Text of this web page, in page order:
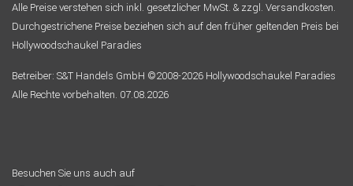
Alle Preise verstehen sich inkl. gesetzlicher MwSt. & zzgl. Versandkosten.
Durchgestrichene Preise beziehen sich auf den früher geltenden Preis bei
Hollywoodschaukel Paradies
Betreiber: S&T Handels GmbH ©2008-2026 Hollywoodschaukel Paradies
Alle Rechte vorbehalten. 07.08.2026
Besuchen Sie uns auch auf